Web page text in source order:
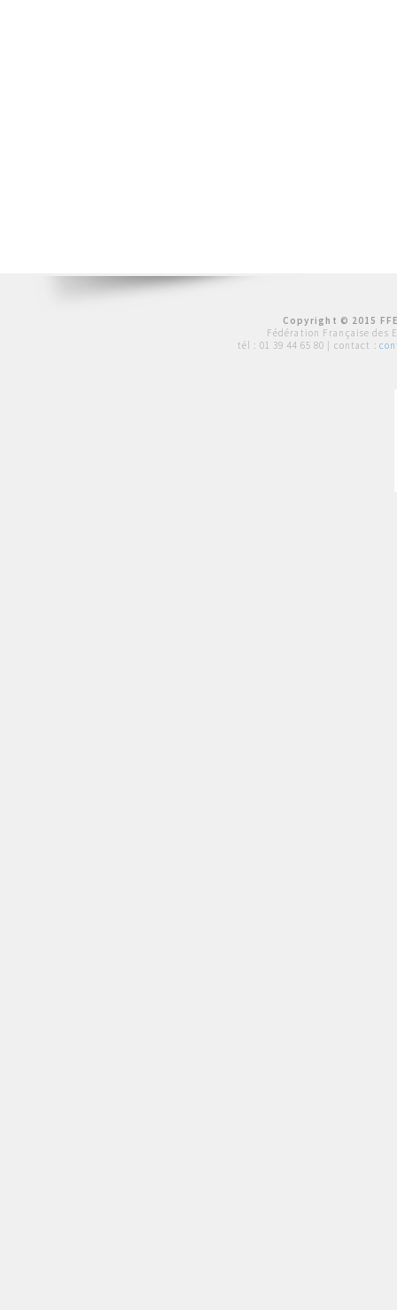
Copyright © 2015
Fédération Française des
tél : 01 39 44 65 80 | contact :